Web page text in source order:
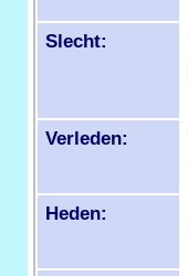
Slecht:
Verleden:
Heden: